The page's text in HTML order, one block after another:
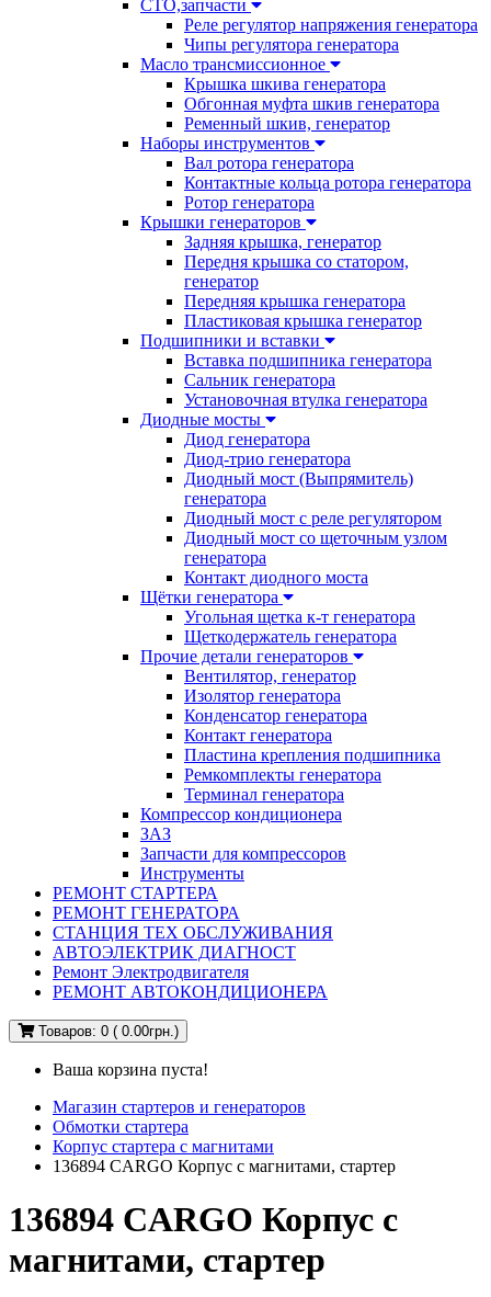
СТО,запчасти
Реле регулятор напряжения генератора
Чипы регулятора генератора
Масло трансмиссионное
Крышка шкива генератора
Обгонная муфта шкив генератора
Ременный шкив, генератор
Наборы инструментов
Вал ротора генератора
Контактные кольца ротора генератора
Ротор генератора
Крышки генераторов
Задняя крышка, генератор
Передня крышка со статором,
генератор
Передняя крышка генератора
Пластиковая крышка генератор
Подшипники и вставки
Вставка подшипника генератора
Сальник генератора
Установочная втулка генератора
Диодные мосты
Диод генератора
Диод-трио генератора
Диодный мост (Выпрямитель)
генератора
Диодный мост с реле регулятором
Диодный мост со щеточным узлом
генератора
Контакт диодного моста
Щётки генератора
Угольная щетка к-т генератора
Щеткодержатель генератора
Прочие детали генераторов
Вентилятор, генератор
Изолятор генератора
Конденсатор генератора
Контакт генератора
Пластина крепления подшипника
Ремкомплекты генератора
Терминал генератора
Компрессор кондиционера
ЗАЗ
Запчасти для компрессоров
Инструменты
РЕМОНТ СТАРТЕРА
РЕМОНТ ГЕНЕРАТОРА
СТАНЦИЯ ТЕХ ОБСЛУЖИВАНИЯ
АВТОЭЛЕКТРИК ДИАГНОСТ
Ремонт Электродвигателя
РЕМОНТ АВТОКОНДИЦИОНЕРА
Товаров: 0 ( 0.00грн.)
Ваша корзина пуста!
Магазин стартеров и генераторов
Обмотки стартера
Корпус стартера с магнитами
136894 CARGO Корпус с магнитами, стартер
136894 CARGO Корпус с
магнитами, стартер